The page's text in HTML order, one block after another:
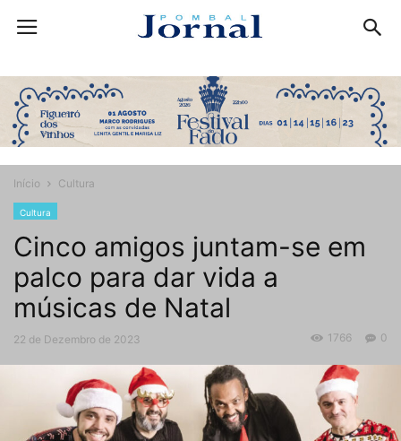
Início Cultura
Cultura
Cinco amigos juntam-se em
palco para dar vida a
músicas de Natal
22 de Dezembro de 2023 0
1766